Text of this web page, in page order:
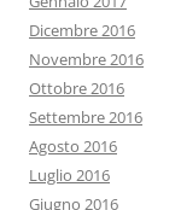
Dicembre 2016
Novembre 2016
Ottobre 2016
Settembre 2016
Agosto 2016
Luglio 2016
Giugno 2016